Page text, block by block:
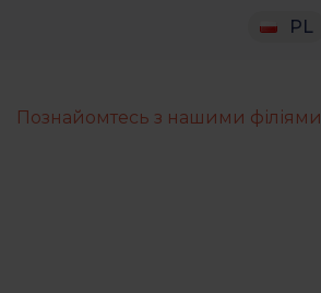
PL
Познайомтесь з нашими філіями